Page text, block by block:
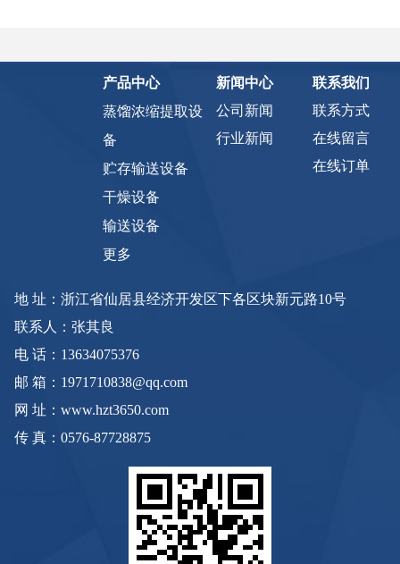
产品中心
蒸馏浓缩提取设
备
贮存输送设备
干燥设备
输送设备
更多
新闻中心
公司新闻
行业新闻
联系我们
联系方式
在线留言
在线订单
地 址：浙江省仙居县经济开发区下各区块新元路10号
联系人：张其良
电 话：13634075376
邮 箱：1971710838@qq.com
网 址：www.hzt3650.com
传 真：0576-87728875